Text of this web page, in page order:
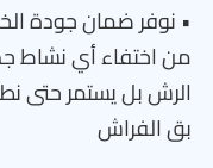
• نوفر ضمان جودة
من اختفاء أي نشاط
الرش بل يستمر حتى
بق الفراش